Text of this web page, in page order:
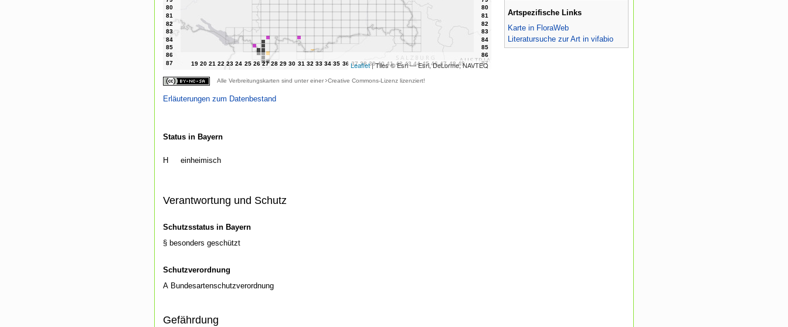
Leaflet| Tiles © Esri — Esri, DeLorme, NAVTEQ
Alle Verbreitungskarten sind unter einer Creative Commons-Lizenz lizenziert!
Erläuterungen zum Datenbestand
Status in Bayern
H einheimisch
Verantwortung und Schutz
Schutzsstatus in Bayern
§ besonders geschützt
Schutzverordnung
A Bundesartenschutzverordnung
Gefährdung
Artspezifische Links
Karte in FloraWeb
Literatursuche zur Art in vifabio